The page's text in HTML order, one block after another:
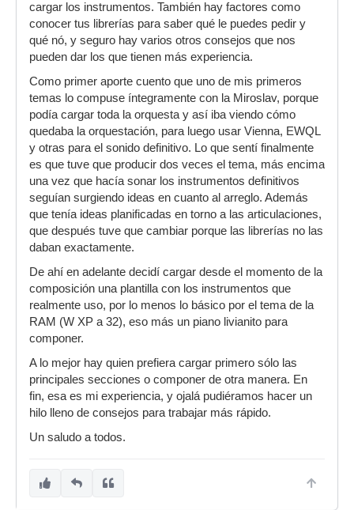
cargar los instrumentos. También hay factores como
conocer tus librerías para saber qué le puedes pedir y
qué nó, y seguro hay varios otros consejos que nos
pueden dar los que tienen más experiencia.
Como primer aporte cuento que uno de mis primeros
temas lo compuse íntegramente con la Miroslav, porque
podía cargar toda la orquesta y así iba viendo cómo
quedaba la orquestación, para luego usar Vienna, EWQL
y otras para el sonido definitivo. Lo que sentí finalmente
es que tuve que producir dos veces el tema, más encima
una vez que hacía sonar los instrumentos definitivos
seguían surgiendo ideas en cuanto al arreglo. Además
que tenía ideas planificadas en torno a las articulaciones,
que después tuve que cambiar porque las librerías no las
daban exactamente.
De ahí en adelante decidí cargar desde el momento de la
composición una plantilla con los instrumentos que
realmente uso, por lo menos lo básico por el tema de la
RAM (W XP a 32), eso más un piano livianito para
componer.
A lo mejor hay quien prefiera cargar primero sólo las
principales secciones o componer de otra manera. En
fin, esa es mi experiencia, y ojalá pudiéramos hacer un
hilo lleno de consejos para trabajar más rápido.
Un saludo a todos.